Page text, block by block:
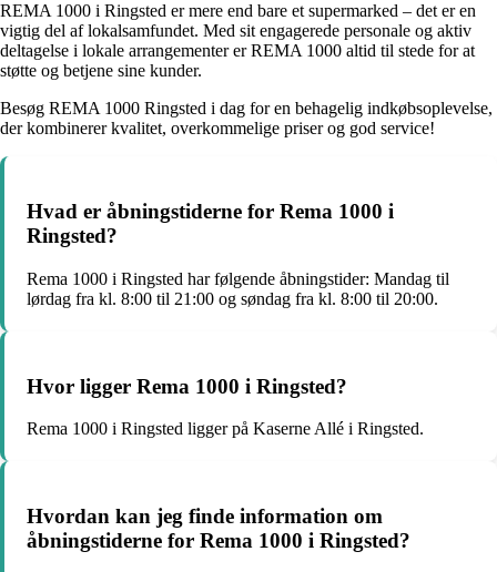
REMA 1000 i Ringsted er mere end bare et supermarked – det er en
vigtig del af lokalsamfundet. Med sit engagerede personale og aktiv
deltagelse i lokale arrangementer er REMA 1000 altid til stede for at
støtte og betjene sine kunder.
Besøg REMA 1000 Ringsted i dag for en behagelig indkøbsoplevelse,
der kombinerer kvalitet, overkommelige priser og god service!
Hvad er åbningstiderne for Rema 1000 i
Ringsted?
Rema 1000 i Ringsted har følgende åbningstider: Mandag til
lørdag fra kl. 8:00 til 21:00 og søndag fra kl. 8:00 til 20:00.
Hvor ligger Rema 1000 i Ringsted?
Rema 1000 i Ringsted ligger på Kaserne Allé i Ringsted.
Hvordan kan jeg finde information om
åbningstiderne for Rema 1000 i Ringsted?